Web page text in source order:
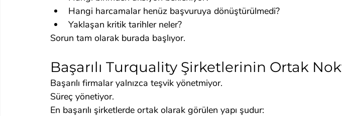
Hangi harcamalar henüz başvuruya dönüştürülmedi?
Yaklaşan kritik tarihler neler?
Sorun tam olarak burada başlıyor.
Başarılı Turquality Şirketlerinin Ortak
Başarılı firmalar yalnızca teşvik yönetmiyor.
Süreç yönetiyor.
En başarılı şirketlerde ortak olarak görülen yapı şudur: